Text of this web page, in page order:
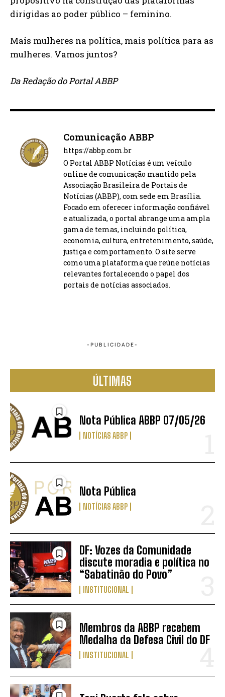
dirigidas ao poder público – feminino.
Mais mulheres na política, mais política para as
mulheres. Vamos juntos?
Da Redação do Portal ABBP
Comunicação ABBP
https://abbp.com.br
O Portal ABBP Notícias é um veículo
online de comunicação mantido pela
Associação Brasileira de Portais de
Notícias (ABBP), com sede em Brasília.
Focado em oferecer informação confiável
e atualizada, o portal abrange uma ampla
gama de temas, incluindo política,
economia, cultura, entretenimento, saúde,
justiça e comportamento. O site serve
como uma plataforma que reúne notícias
relevantes fortalecendo o papel dos
portais de notícias associados.
ÚLTIMAS
Nota Pública ABBP 07/05/26
NOTÍCIAS ABBP
Nota Pública
NOTÍCIAS ABBP
DF: Vozes da Comunidade
discute moradia e política no
“Sabatinão do Povo”
INSTITUCIONAL
Membros da ABBP recebem
Medalha da Defesa Civil do DF
INSTITUCIONAL